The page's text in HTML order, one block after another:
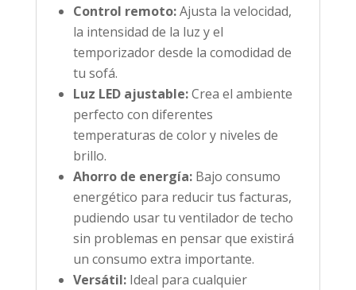
Control remoto:Ajusta la velocidad,
la intensidad de la luz y el
temporizador desde la comodidad de
tu sofá.
Luz LED ajustable:Crea el ambiente
perfecto con diferentes
temperaturas de color y niveles de
brillo.
Ahorro de energía:Bajo consumo
energético para reducir tus facturas,
pudiendo usar tu ventilador de techo
sin problemas en pensar que existirá
un consumo extra importante.
Versátil:Ideal para cualquier